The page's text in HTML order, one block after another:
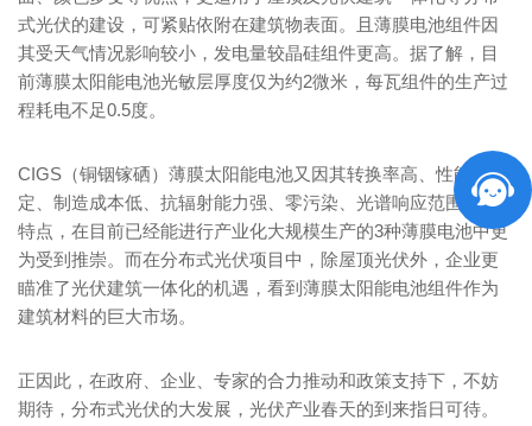
式光伏的建设，可紧贴依附在建筑物表面。且薄膜电池组件因
其受天气情况影响较小，发电量较晶硅组件更高。据了解，目
前薄膜太阳能电池光敏层厚度仅为约2微米，每瓦组件的生产过
程耗电不足0.5度。
CIGS（铜铟镓硒）薄膜太阳能电池又因其转换率高、性能稳
定、制造成本低、抗辐射能力强、零污染、光谱响应范围宽等
特点，在目前已经能进行产业化大规模生产的3种薄膜电池中更
为受到推崇。而在分布式光伏项目中，除屋顶光伏外，企业更
瞄准了光伏建筑一体化的机遇，看到薄膜太阳能电池组件作为
建筑材料的巨大市场。
正因此，在政府、企业、专家的合力推动和政策支持下，不妨
期待，分布式光伏的大发展，光伏产业春天的到来指日可待。